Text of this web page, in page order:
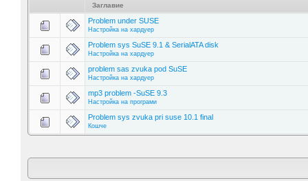
Заглавие
Problem under SUSE
Настройка на хардуер
Problem sys SuSE 9.1 & SerialATA disk
Настройка на хардуер
problem sas zvuka pod SuSE
Настройка на хардуер
mp3 problem -SuSE 9.3
Настройка на програми
Problem sys zvuka pri suse 10.1 final
Кошче